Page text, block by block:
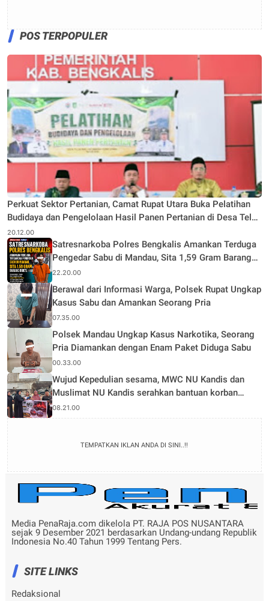
POS TERPOPULER
Perkuat Sektor Pertanian, Camat Rupat Utara Buka Pelatihan
Budidaya dan Pengelolaan Hasil Panen Pertanian di Desa Teluk
Rhu
20.12.00
Satresnarkoba Polres Bengkalis Amankan Terduga
Pengedar Sabu di Mandau, Sita 1,59 Gram Barang
Bukti
22.20.00
Berawal dari Informasi Warga, Polsek Rupat Ungkap
Kasus Sabu dan Amankan Seorang Pria
07.35.00
Polsek Mandau Ungkap Kasus Narkotika, Seorang
Pria Diamankan dengan Enam Paket Diduga Sabu
00.33.00
Wujud Kepedulian sesama, MWC NU Kandis dan
Muslimat NU Kandis serahkan bantuan korban
musibah kebakaran
08.21.00
TEMPATKAN IKLAN ANDA DI SINI..!!
Media PenaRaja.com dikelola PT. RAJA POS NUSANTARA
sejak 9 Desember 2021 berdasarkan Undang-undang Republik
Indonesia No.40 Tahun 1999 Tentang Pers.
SITE LINKS
Redaksional